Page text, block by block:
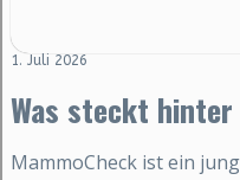
1. Juli 2026
Was steckt hinter
MammoCheck ist ein